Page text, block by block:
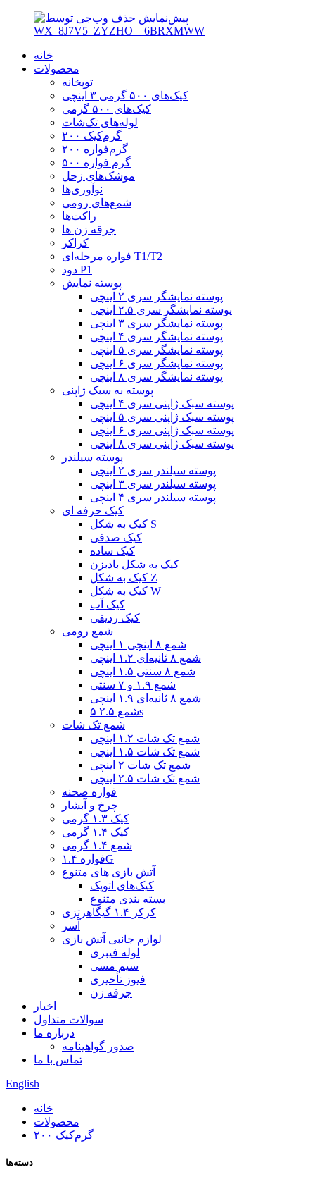
خانه
محصولات
توپخانه
کیک‌های ۵۰۰ گرمی ۳ اینچی
کیک‌های ۵۰۰ گرمی
لوله‌های تک‌شات
۲۰۰ گرم‌کیک
۲۰۰ گرم‌فواره
۵۰۰ گرم فواره
موشک‌های زحل
نوآوری‌ها
شمع‌های رومی
راکت‌ها
جرقه زن ها
کراکر
فواره مرحله‌ای T1/T2
دود P1
پوسته نمایش
پوسته نمایشگر سری ۲ اینچی
پوسته نمایشگر سری ۲.۵ اینچی
پوسته نمایشگر سری ۳ اینچی
پوسته نمایشگر سری ۴ اینچی
پوسته نمایشگر سری ۵ اینچی
پوسته نمایشگر سری ۶ اینچی
پوسته نمایشگر سری ۸ اینچی
پوسته به سبک ژاپنی
پوسته سبک ژاپنی سری ۴ اینچی
پوسته سبک ژاپنی سری ۵ اینچی
پوسته سبک ژاپنی سری ۶ اینچی
پوسته سبک ژاپنی سری ۸ اینچی
پوسته سیلندر
پوسته سیلندر سری ۲ اینچی
پوسته سیلندر سری ۳ اینچی
پوسته سیلندر سری ۴ اینچی
کیک حرفه ای
کیک به شکل S
کیک صدفی
کیک ساده
کیک به شکل بادبزن
کیک به شکل Z
کیک به شکل W
کیک آب
کیک ردیفی
شمع رومی
شمع ۸ اینچی ۱ اینچی
شمع ۸ ثانیه‌ای ۱.۲ اینچی
شمع ۸ سنتی ۱.۵ اینچی
شمع ۱.۹ و ۷ سنتی
شمع ۸ ثانیه‌ای ۱.۹ اینچی
شمع ۲.۵ ۵s
شمع تک شات
شمع تک شات ۱.۲ اینچی
شمع تک شات ۱.۵ اینچی
شمع تک شات ۲ اینچی
شمع تک شات ۲.۵ اینچی
فواره صحنه
چرخ و آبشار
کیک ۱.۳ گرمی
کیک ۱.۴ گرمی
شمع ۱.۴ گرمی
فواره ۱.۴G
آتش بازی های متنوع
کیک‌های اتوپک
بسته بندی متنوع
کرکر ۱.۴ گیگاهرتزی
آسر
لوازم جانبی آتش بازی
لوله فیبری
سیم مسی
فیوز تأخیری
جرقه زن
اخبار
سوالات متداول
درباره ما
صدور گواهینامه
تماس با ما
English
خانه
محصولات
۲۰۰ گرم‌کیک
دسته‌ها